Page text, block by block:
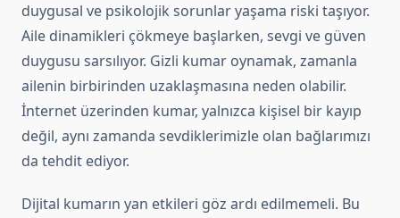
duygusal ve psikolojik sorunlar yaşama riski taşıyor.
Aile dinamikleri çökmeye başlarken, sevgi ve güven
duygusu sarsılıyor. Gizli kumar oynamak, zamanla
ailenin birbirinden uzaklaşmasına neden olabilir.
İnternet üzerinden kumar, yalnızca kişisel bir kayıp
değil, aynı zamanda sevdiklerimizle olan bağlarımızı
da tehdit ediyor.
Dijital kumarın yan etkileri göz ardı edilmemeli. Bu